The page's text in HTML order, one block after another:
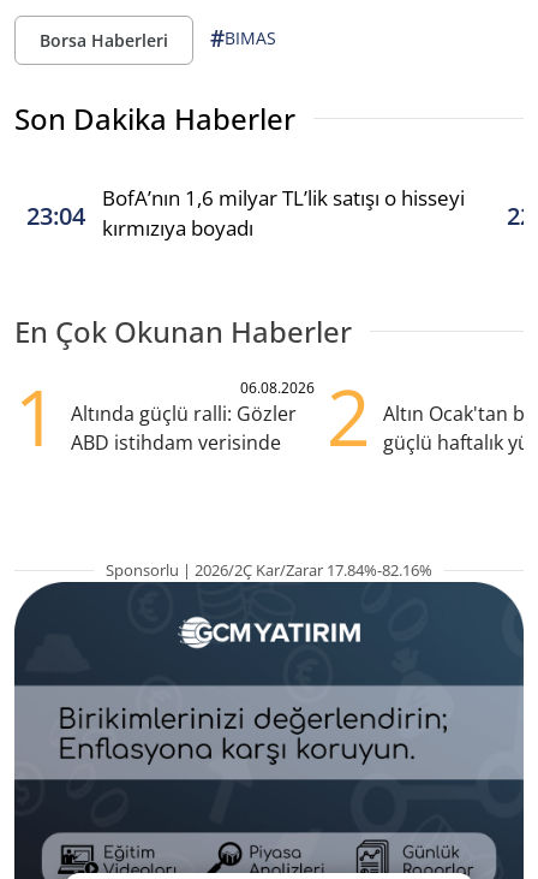
Borsa Haberleri #BIMAS
Son Dakika Haberler
23:04
BofA’nın 1,6 milyar TL’lik satışı o hisseyi
kırmızıya boyadı
En Çok Okunan Haberler
1 06.08.2026
Altında güçlü ralli: Gözler
ABD istihdam verisinde
2
Altın Ocak'tan
güçlü haftalık
Sponsorlu | 2026/2Ç Kar/Zarar 17.84%-82.16%